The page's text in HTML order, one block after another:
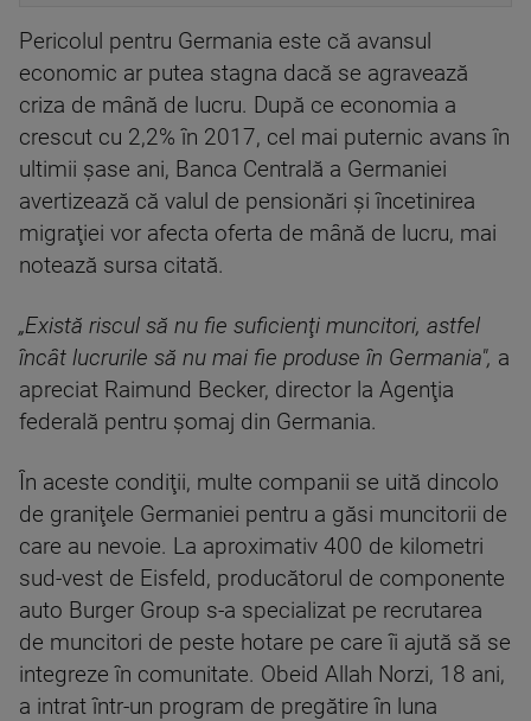
Pericolul pentru Germania este că avansul
economic ar putea stagna dacă se agravează
criza de mână de lucru. După ce economia a
crescut cu 2,2% în 2017, cel mai puternic avans în
ultimii şase ani, Banca Centrală a Germaniei
avertizează că valul de pensionări şi încetinirea
migraţiei vor afecta oferta de mână de lucru, mai
notează sursa citată.
„Există riscul să nu fie suficienţi muncitori, astfel
încât lucrurile să nu mai fie produse în Germania", a
apreciat Raimund Becker, director la Agenţia
federală pentru şomaj din Germania.
În aceste condiţii, multe companii se uită dincolo
de graniţele Germaniei pentru a găsi muncitorii de
care au nevoie. La aproximativ 400 de kilometri
sud-vest de Eisfeld, producătorul de componente
auto Burger Group s-a specializat pe recrutarea
de muncitori de peste hotare pe care îi ajută să se
integreze în comunitate. Obeid Allah Norzi, 18 ani,
a intrat într-un program de pregătire în luna